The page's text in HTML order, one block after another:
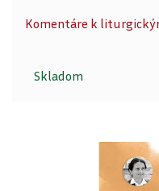
Komentáre k
Skladom